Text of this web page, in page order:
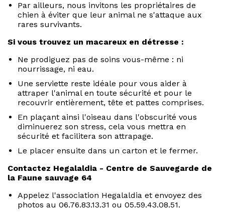
Par ailleurs, nous invitons les propriétaires de
chien à éviter que leur animal ne s'attaque aux
rares survivants.
Si vous trouvez un macareux en détresse :
Ne prodiguez pas de soins vous-même : ni
nourrissage, ni eau.
Une serviette reste idéale pour vous aider à
attraper l'animal en toute sécurité et pour le
recouvrir entièrement, tête et pattes comprises.
En plaçant ainsi l'oiseau dans l'obscurité vous
diminuerez son stress, cela vous mettra en
sécurité et facilitera son attrapage.
Le placer ensuite dans un carton et le fermer.
Contactez Hegalaldia - Centre de Sauvegarde de
la Faune sauvage 64
Appelez l'association Hegalaldia et envoyez des
photos au 06.76.83.13.31 ou 05.59.43.08.51.